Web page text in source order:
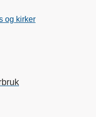
og kirker